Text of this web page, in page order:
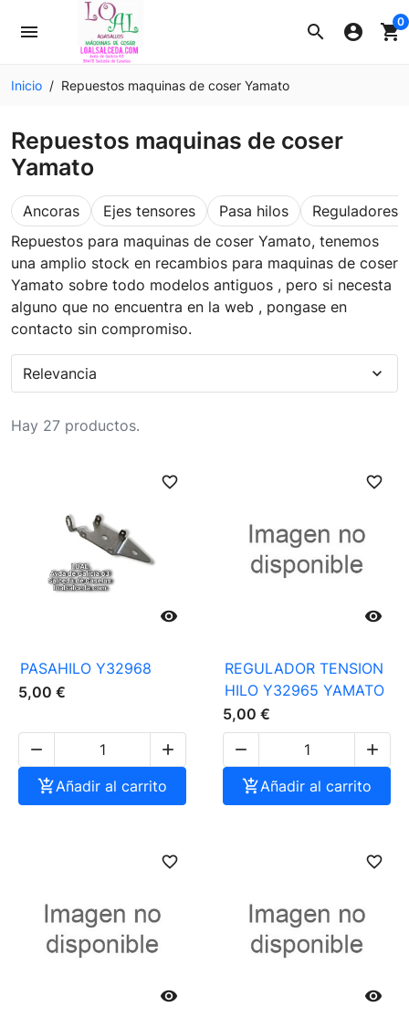
search
menu account_circle shopping_cart0
Inicio Repuestos maquinas de coser Yamato
Repuestos maquinas de coser
Yamato
Ancoras Ejes tensores Pasa hilos
Reguladores
Repuestos para maquinas de coser Yamato, tenemos
una amplio stock en recambios para maquinas de coser
Yamato sobre todo modelos antiguos , pero si necesta
alguno que no encuentra en la web , pongase en
contacto sin compromiso.
Hay 27 productos.
Relevancia expand_more

favorite_border
PASAHILO Y32968
5,00 €


Añadir al carrito

favorite_border
REGULADOR TENSION
HILO Y32965 YAMATO
5,00 €


Añadir al carrito

favorite_border

favorite_border